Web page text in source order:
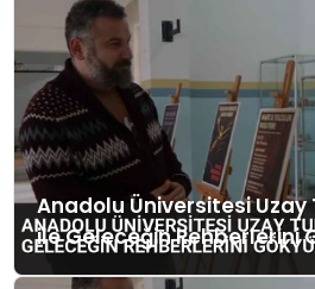
Anadolu Üniversitesi Uzay
ile Geleceğin Rehberlerini